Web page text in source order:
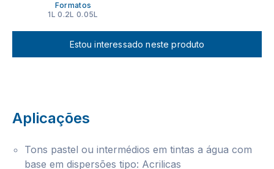
Formatos
1L 0.2L 0.05L
Estou interessado neste produto
Aplicações
Tons pastel ou intermédios em tintas a água com
base em dispersões tipo: Acrilicas